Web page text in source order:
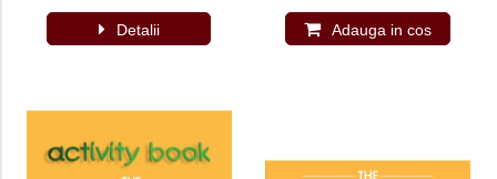
Detalii Adauga in cos